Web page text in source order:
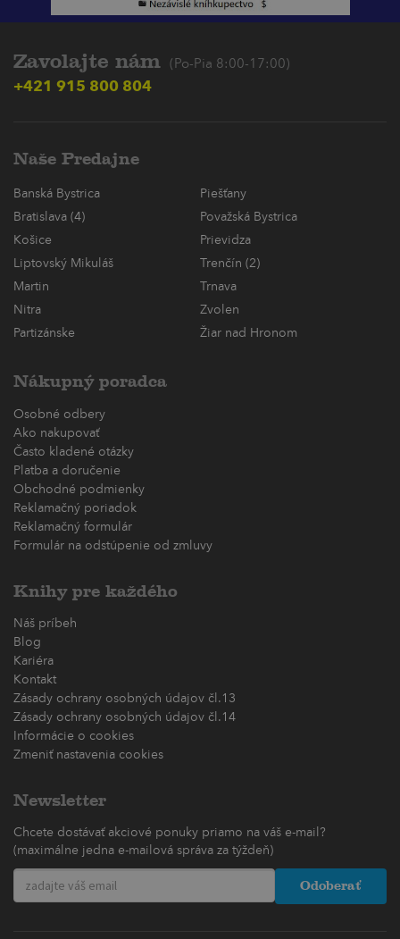
Zavolajte nám (Po-Pia 8:00-17:00)
+421 915 800 804
Naše Predajne
Banská Bystrica
Piešťany
Bratislava (4)
Považská Bystrica
Košice
Prievidza
Liptovský Mikuláš
Trenčín (2)
Martin
Trnava
Nitra
Zvolen
Partizánske
Žiar nad Hronom
Nákupný poradca
Osobné odbery
Ako nakupovať
Často kladené otázky
Platba a doručenie
Obchodné podmienky
Reklamačný poriadok
Reklamačný formulár
Formulár na odstúpenie od zmluvy
Knihy pre každého
Náš príbeh
Blog
Kariéra
Kontakt
Zásady ochrany osobných údajov čl.13
Zásady ochrany osobných údajov čl.14
Informácie o cookies
Zmeniť nastavenia cookies
Newsletter
Chcete dostávať akciové ponuky priamo na váš e-mail?
(maximálne jedna e-mailová správa za týždeň)
Odoberať